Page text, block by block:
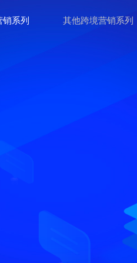
销系列 其他跨境营销系列